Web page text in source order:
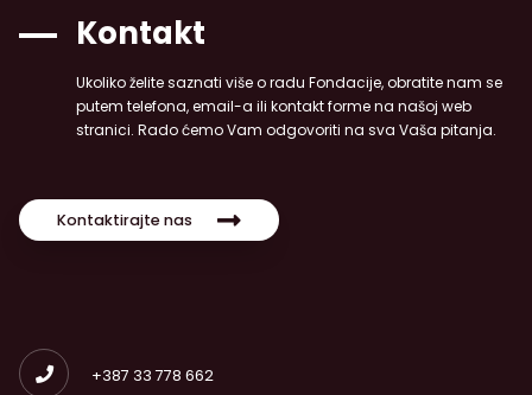
Kontakt
Ukoliko želite saznati više o radu Fondacije, obratite nam se
putem telefona, email-a ili kontakt forme na našoj web
stranici. Rado ćemo Vam odgovoriti na sva Vaša pitanja.
Kontaktirajte nas
+387 33 778 662